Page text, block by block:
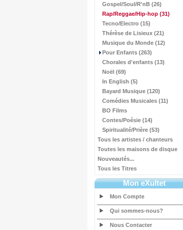
Gospel/Soul/R'nB (26)
Rap/Reggae/Hip-hop (31)
Tecno/Electro (15)
Thérèse de Lisieux (21)
Musique du Monde (12)
Pour Enfants (263)
Chorales d'enfants (13)
Noël (69)
In English (5)
Bayard Musique (120)
Comédies Musicales (11)
BO Films
Contes/Poésie (14)
Spiritualité/Prière (53)
Tous les artistes / chanteurs
Toutes les maisons de disque
Nouveautés...
Tous les Titres
Mon eXultet
Mon Compte
Qui sommes-nous?
Nous Contacter